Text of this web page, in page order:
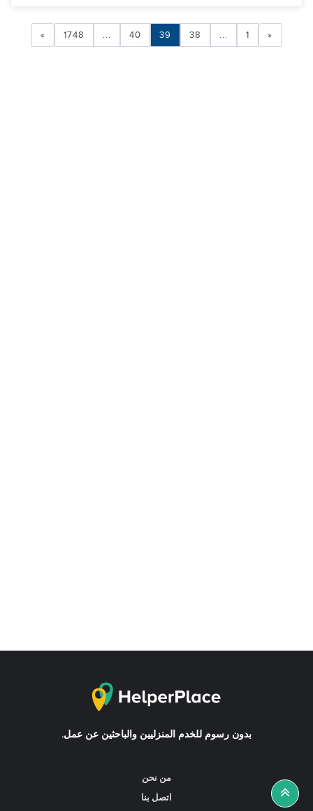
«
1
...
38
39
40
...
1748
»
بدون رسوم للخدم المنزليين والباحثين عن عمل.
من نحن
اتصل بنا